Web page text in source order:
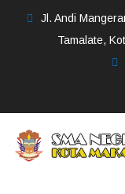
Jl. Andi
Tamalate,